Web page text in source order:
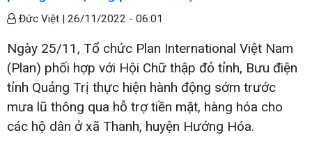
Đức Việt | 26/11/2022 - 06:01
Ngày 25/11, Tổ chức Plan International Việt Nam
(Plan) phối hợp với Hội Chữ thập đỏ tỉnh, Bưu điện
tỉnh Quảng Trị thực hiện hành động sớm trước
mưa lũ thông qua hỗ trợ tiền mặt, hàng hóa cho
các hộ dân ở xã Thanh, huyện Hướng Hóa.